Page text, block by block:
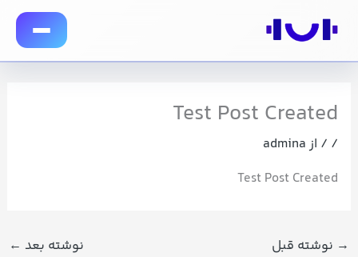
Test Post Created
// از admina
Test Post Created
→نوشته قبل نوشته بعد←